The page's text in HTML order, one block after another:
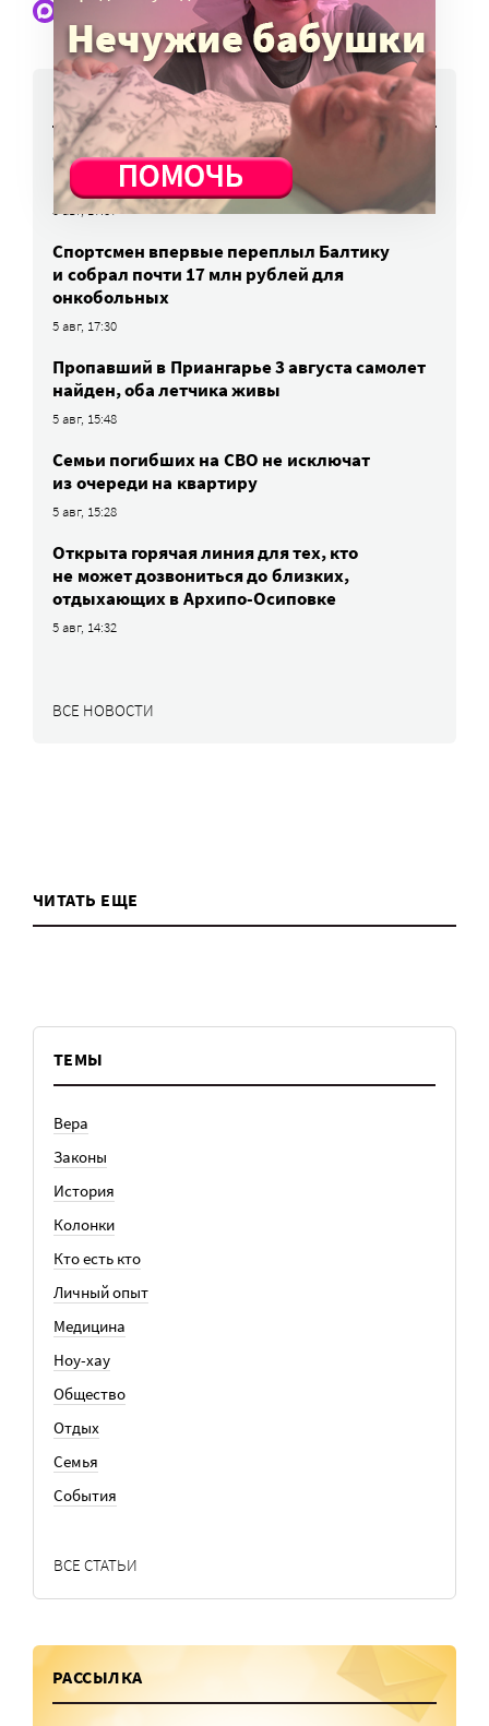
Наши статьи и новости в Max. Подпишитесь
НОВОСТИ
Сборы в школу подорожали, но остались
в рамках инфляции
5 авг, 17:37
Спортсмен впервые переплыл Балтику
и собрал почти 17 млн рублей для
онкобольных
5 авг, 17:30
Пропавший в Приангарье 3 августа самолет
найден, оба летчика живы
5 авг, 15:48
Семьи погибших на СВО не исключат
из очереди на квартиру
5 авг, 15:28
Открыта горячая линия для тех, кто
не может дозвониться до близких,
отдыхающих в Архипо-Осиповке
5 авг, 14:32
ВСЕ НОВОСТИ
ЧИТАТЬ ЕЩЕ
ТЕМЫ
Вера
Законы
История
Колонки
Кто есть кто
Личный опыт
Медицина
Ноу-хау
Общество
Отдых
Семья
События
ВСЕ СТАТЬИ
РАССЫЛКА